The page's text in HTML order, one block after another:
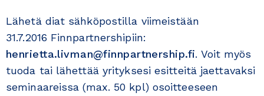
Lähetä diat sähköpostilla viimeistään
31.7.2016 Finnpartnershipiin:
henrietta.livman@finnpartnership.fi. Voit myös
tuoda tai lähettää yrityksesi esitteitä jaettavaksi
seminaareissa (max. 50 kpl) osoitteeseen